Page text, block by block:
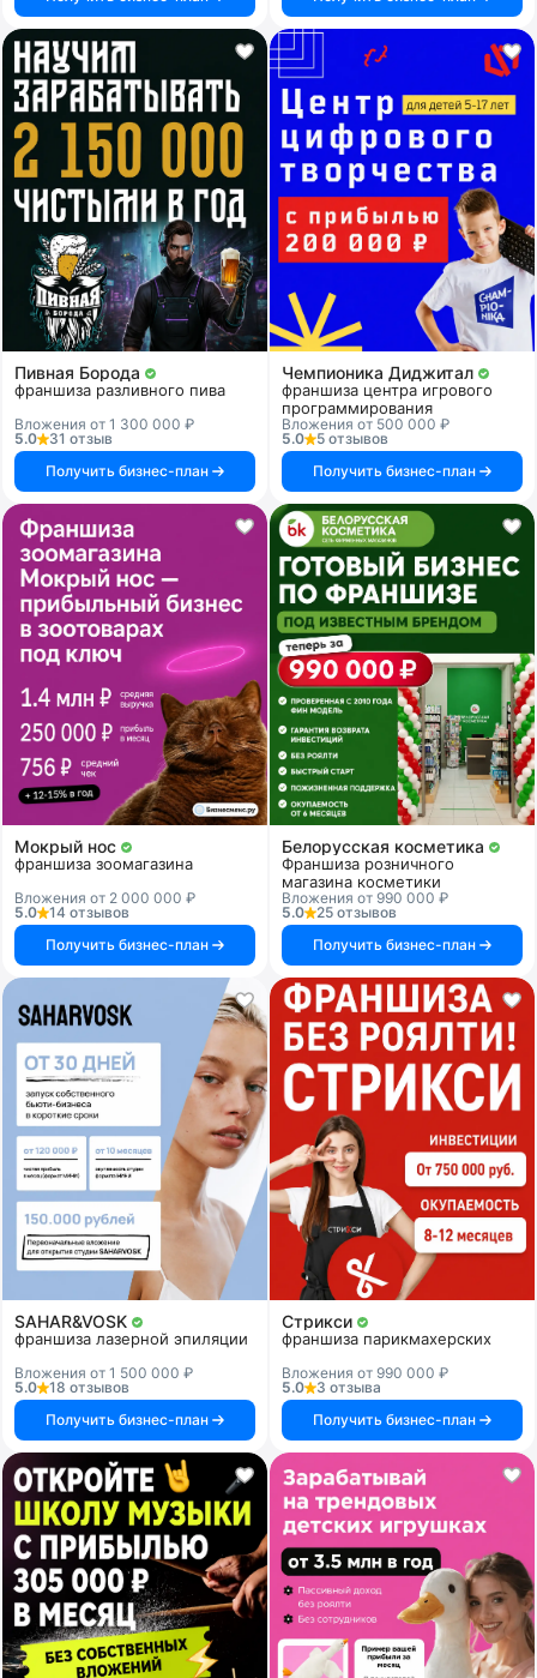
Пивная Борода
франшиза разливного пива
Вложения от 1 300 000 ₽
5.0
31 отзыв
Получить бизнес-план
Чемпионика Диджитал
франшиза центра игрового
программирования
Вложения от 500 000 ₽
5.0
5 отзывов
Получить бизнес-план
Мокрый нос
франшиза зоомагазина
Вложения от 2 000 000 ₽
5.0
14 отзывов
Получить бизнес-план
Белорусская косметика
Франшиза розничного
магазина косметики
Вложения от 990 000 ₽
5.0
25 отзывов
Получить бизнес-план
SAHAR&VOSK
франшиза лазерной эпиляции
Вложения от 1 500 000 ₽
5.0
18 отзывов
Получить бизнес-план
Стрикси
франшиза парикмахерских
Вложения от 990 000 ₽
5.0
3 отзыва
Получить бизнес-план